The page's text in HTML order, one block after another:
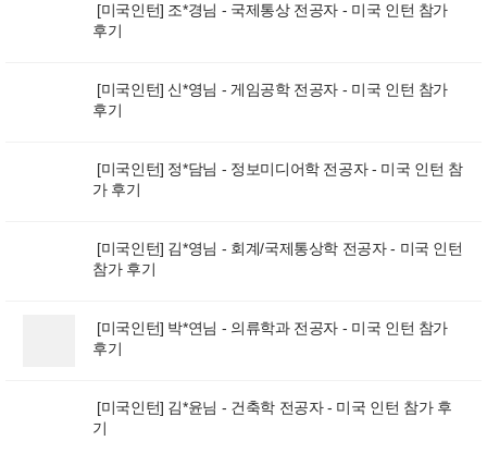
[미국인턴] 조*경님 - 국제통상 전공자 - 미국 인턴 참가
후기
[미국인턴] 신*영님 - 게임공학 전공자 - 미국 인턴 참가
후기
[미국인턴] 정*담님 - 정보미디어학 전공자 - 미국 인턴 참
가 후기
[미국인턴] 김*영님 - 회계/국제통상학 전공자 - 미국 인턴
참가 후기
[미국인턴] 박*연님 - 의류학과 전공자 - 미국 인턴 참가
후기
[미국인턴] 김*윤님 - 건축학 전공자 - 미국 인턴 참가 후
기